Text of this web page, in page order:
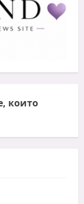
които